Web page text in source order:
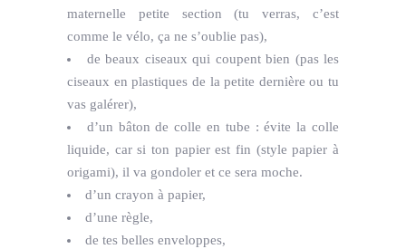
maternelle petite section (tu verras, c’est
comme le vélo, ça ne s’oublie pas),
de beaux ciseaux qui coupent bien (pas les
ciseaux en plastiques de la petite dernière ou tu
vas galérer),
d’un bâton de colle en tube : évite la colle
liquide, car si ton papier est fin (style papier à
origami), il va gondoler et ce sera moche.
d’un crayon à papier,
d’une règle,
de tes belles enveloppes,